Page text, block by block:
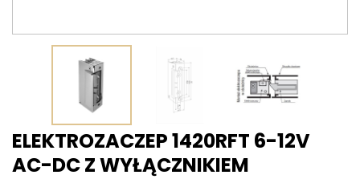
ELEKTROZACZEP 1420RFT 6-12V
AC-DC Z WYŁĄCZNIKIEM